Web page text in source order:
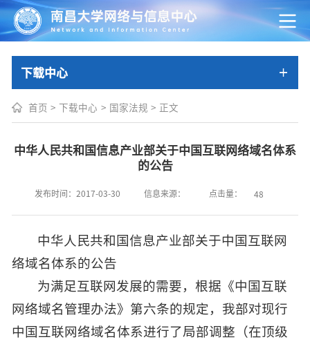
下载中心
首页 > 下载中心 > 国家法规 > 正文
中华人民共和国信息产业部关于中国互联网络域名体系
的公告
发布时间：2017-03-30 信息来源： 点击量： 48
中华人民共和国信息产业部关于中国互联网
络域名体系的公告
为满足互联网发展的需要，根据《中国互联
网络域名管理办法》第六条的规定，我部对现行
中国互联网络域名体系进行了局部调整（在顶级